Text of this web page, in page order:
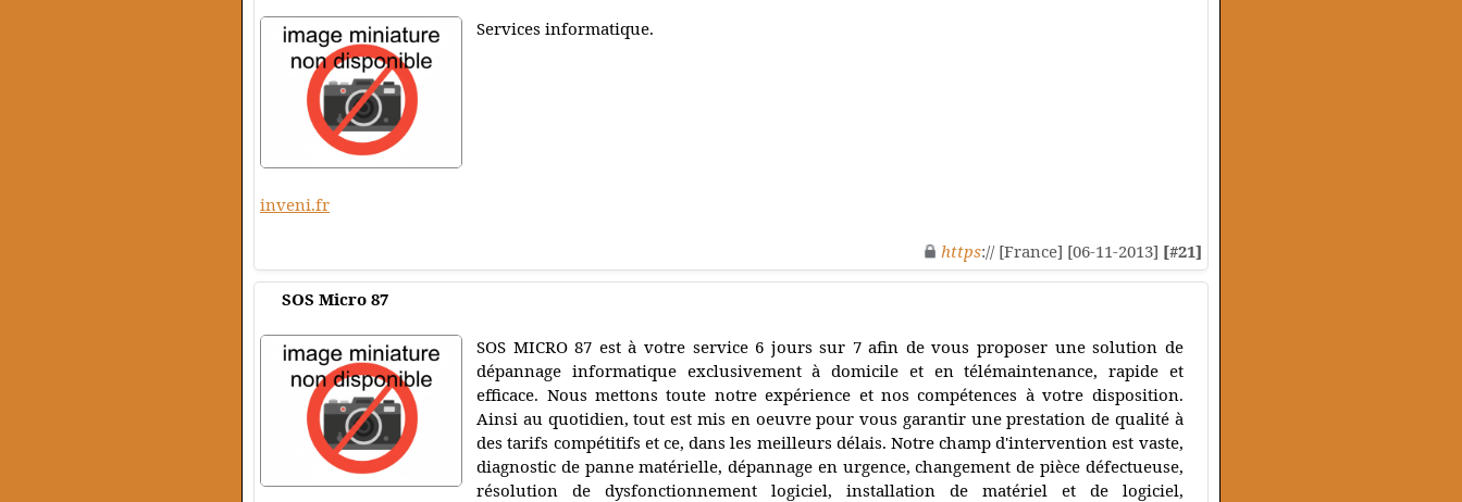
Services informatique.
inveni.fr
https:// [France] [06-11-2013] [#21]
SOS Micro 87
SOS MICRO 87 est à votre service 6 jours sur 7 afin de vous proposer une solution de
dépannage informatique exclusivement à domicile et en télémaintenance, rapide et
efficace. Nous mettons toute notre expérience et nos compétences à votre disposition.
Ainsi au quotidien, tout est mis en oeuvre pour vous garantir une prestation de qualité à
des tarifs compétitifs et ce, dans les meilleurs délais. Notre champ d'intervention est vaste,
diagnostic de panne matérielle, dépannage en urgence, changement de pièce défectueuse,
résolution de dysfonctionnement logiciel, installation de matériel et de logiciel,